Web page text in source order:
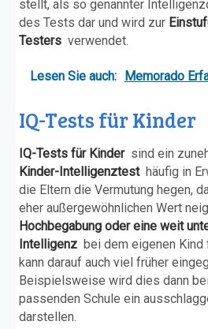
stellt, als so genannter
des Tests dar und wird zur
Testers verwendet.
Lesen Sie auch: Memorado
IQ-Tests für Kinder
IQ-Tests für Kinder sind ein
Kinder-Intelligenztest häufig in
die Eltern die Vermutung hegen,
eher außergewöhnlichen Wert
Hochbegabung oder eine weit
Intelligenz bei dem eigenen Kind
kann darauf auch viel früher
Beispielsweise wird dies dann
passenden Schule ein
darstellen.